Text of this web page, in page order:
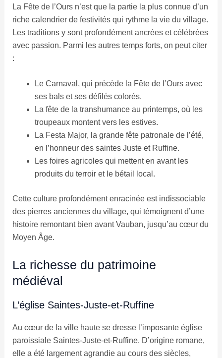
La Fête de l’Ours n’est que la partie la plus connue d’un
riche calendrier de festivités qui rythme la vie du village.
Les traditions y sont profondément ancrées et célébrées
avec passion. Parmi les autres temps forts, on peut citer
:
Le Carnaval, qui précède la Fête de l’Ours avec
ses bals et ses défilés colorés.
La fête de la transhumance au printemps, où les
troupeaux montent vers les estives.
La Festa Major, la grande fête patronale de l’été,
en l’honneur des saintes Juste et Ruffine.
Les foires agricoles qui mettent en avant les
produits du terroir et le bétail local.
Cette culture profondément enracinée est indissociable
des pierres anciennes du village, qui témoignent d’une
histoire remontant bien avant Vauban, jusqu’au cœur du
Moyen Âge.
La richesse du patrimoine
médiéval
L’église Saintes-Juste-et-Ruffine
Au cœur de la ville haute se dresse l’imposante église
paroissiale Saintes-Juste-et-Ruffine. D’origine romane,
elle a été largement agrandie au cours des siècles,